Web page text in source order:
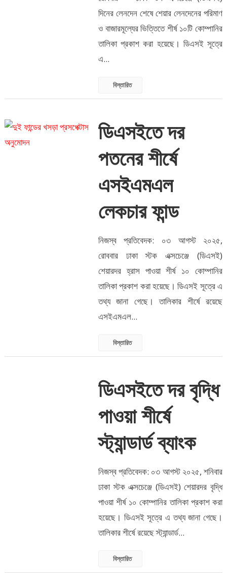
দিনের লেনদেন শেষে শেয়ার লেনদেনের পরিমাণ
ও বাজারমূল্যের ভিত্তিতে শীর্ষ ১০টি কোম্পানির
তালিকা প্রকাশ করা হয়েছে। ডিএসই সূত্রে
এ...
বিস্তারিত
ডিএসইতে দর
পতনের শীর্ষে
এসইএমএল
লেকচার ফান্ড
নিজস্ব প্রতিবেদক: ০৩ আগস্ট ২০২৫,
রোববার ঢাকা স্টক এক্সচেঞ্জে (ডিএসই)
শেয়ারদর হ্রাস পাওয়া শীর্ষ ১০ কোম্পানির
তালিকা প্রকাশ করা হয়েছে। ডিএসই সূত্রে এ
তথ্য জানা গেছে। তালিকার শীর্ষে রয়েছে
এসইএমএল...
বিস্তারিত
ডিএসইতে দর বৃদ্ধি
পাওয়া শীর্ষে
স্ট্যান্ডার্ড ব্যাংক
নিজস্ব প্রতিবেদক: ০৩ আগস্ট ২০২৫, শনিবার
ঢাকা স্টক এক্সচেঞ্জে (ডিএসই) শেয়ারদর বৃদ্ধি
পাওয়া শীর্ষ ১০ কোম্পানির তালিকা প্রকাশ করা
হয়েছে। ডিএসই সূত্রে এ তথ্য জানা গেছে।
তালিকার শীর্ষে রয়েছে স্ট্যান্ডার্ড...
বিস্তারিত